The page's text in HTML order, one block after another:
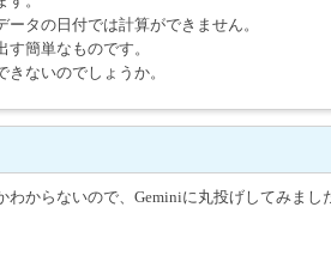
タの日付では計算ができません。
簡単なものです。
ないのでしょうか。
わからないので、Geminiに丸投げしてみまし